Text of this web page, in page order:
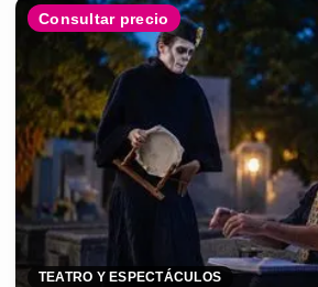
Consultar precio
TEATRO Y ESPECTÁCULOS